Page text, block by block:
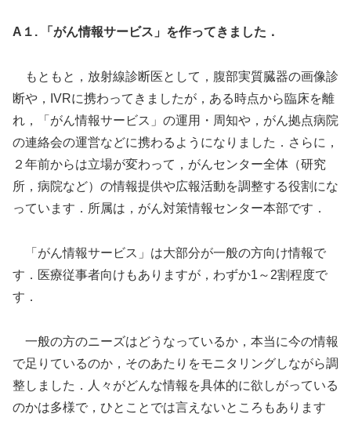
A１. 「がん情報サービス」を作ってきました．
もともと，放射線診断医として，腹部実質臓器の画像診
断や，IVRに携わってきましたが，ある時点から臨床を離
れ，「がん情報サービス」の運用・周知や，がん拠点病院
の連絡会の運営などに携わるようになりました．さらに，
２年前からは立場が変わって，がんセンター全体（研究
所，病院など）の情報提供や広報活動を調整する役割にな
っています．所属は，がん対策情報センター本部です．
「がん情報サービス」は大部分が一般の方向け情報で
す．医療従事者向けもありますが，わずか1～2割程度で
す．
一般の方のニーズはどうなっているか，本当に今の情報
で足りているのか，そのあたりをモニタリングしながら調
整しました．人々がどんな情報を具体的に欲しがっている
のかは多様で，ひとことでは言えないところもあります